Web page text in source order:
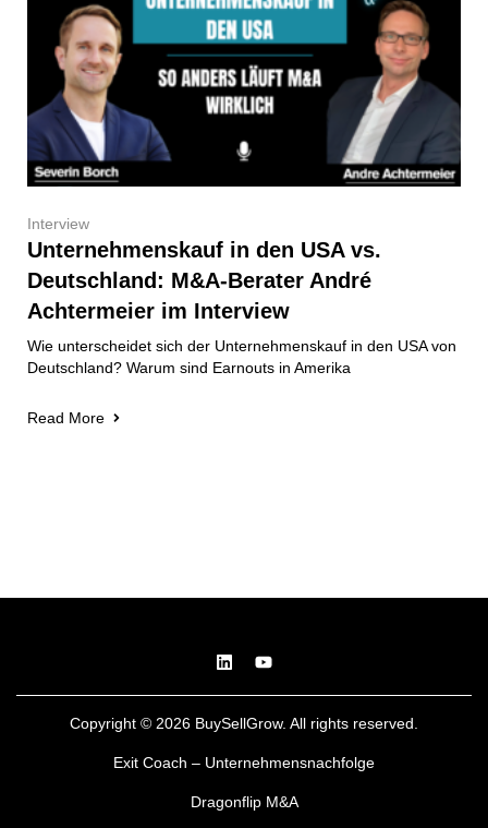
Interview
Unternehmenskauf in den USA vs.
Deutschland: M&A-Berater André
Achtermeier im Interview
Wie unterscheidet sich der Unternehmenskauf in den USA von
Deutschland? Warum sind Earnouts in Amerika
Read More
Copyright © 2026 BuySellGrow. All rights reserved.
Exit Coach – Unternehmensnachfolge
Dragonflip M&A